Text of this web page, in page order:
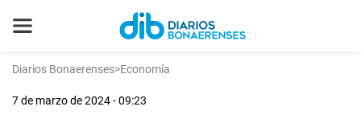
Diarios Bonaerenses>Economía
7 de marzo de 2024 - 09:23